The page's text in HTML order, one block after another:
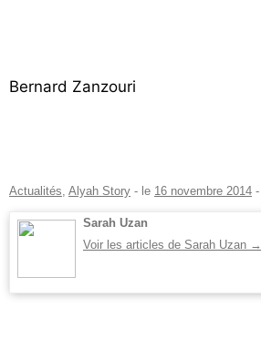
Bernard Zanzouri
Actualités, Alyah Story - le 16 novembre 2014 -
Sarah Uzan
Voir les articles de Sarah Uzan →